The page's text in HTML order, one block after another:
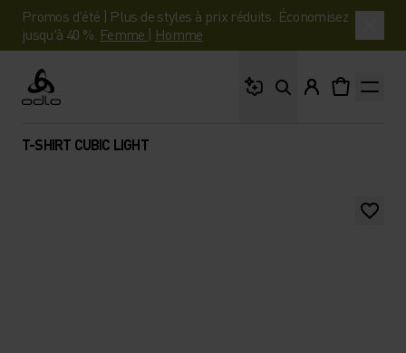
Promos d'été | Plus de styles à prix réduits. Économisez
jusqu'à 40 %. Femme | Homme
Odlo
T-SHIRT CUBIC LIGHT